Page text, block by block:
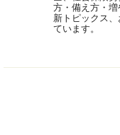
方・備え方・
新トピックス
ています。